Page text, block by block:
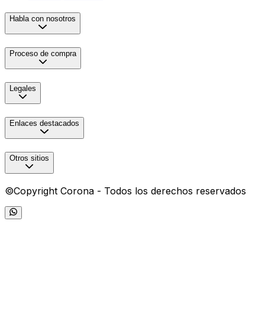
Habla con nosotros
Proceso de compra
Legales
Enlaces destacados
Otros sitios
©Copyright Corona - Todos los derechos reservados